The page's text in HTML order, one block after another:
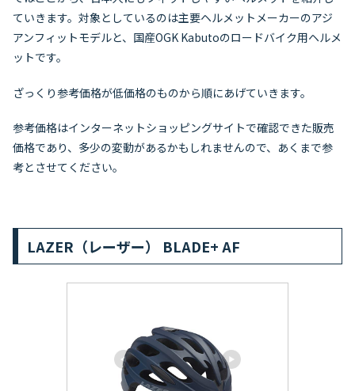
ていきます。対象としているのは主要ヘルメットメーカーのアジ
アンフィットモデルと、国産OGK Kabutoのロードバイク用ヘルメ
ットです。
ざっくり参考価格が低価格のものから順にあげていきます。
参考価格はインターネットショッピングサイトで確認できた販売
価格であり、多少の変動があるかもしれませんので、あくまで参
考とさせてください。
LAZER（レーザー） BLADE+ AF